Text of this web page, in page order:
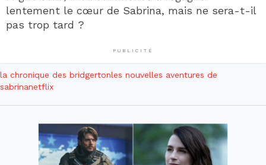
lentement le cœur de Sabrina, mais ne sera-t-il
pas trop tard ?
PUBLICITÉ
la chronique des bridgertonles nouvelles aventures de
sabrinanetflix